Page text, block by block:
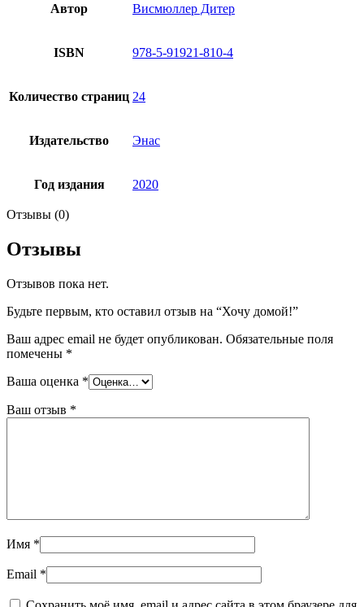
Автор Висмюллер Дитер
ISBN 978-5-91921-810-4
Количество страниц 24
Издательство Энас
Год издания 2020
Отзывы (0)
Отзывы
Отзывов пока нет.
Будьте первым, кто оставил отзыв на “Хочу домой!”
Ваш адрес email не будет опубликован. Обязательные поля
помечены *
Ваша оценка *
Ваш отзыв *
Имя *
Email *